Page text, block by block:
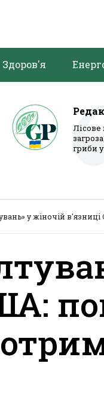
Здоров'я
Лісове
гриби
у жіночій